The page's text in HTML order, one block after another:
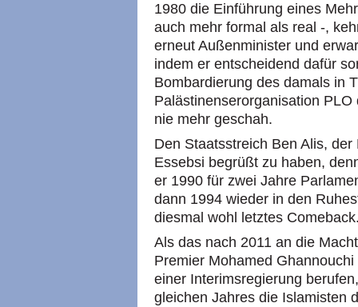
1980 die Einführung eines
auch mehr formal als real -,
erneut Außenminister und
indem er entscheidend dafür
Bombardierung des damals in
Palästinenserorganisation
nie mehr geschah.
Den Staatsstreich Ben Alis,
Essebsi begrüßt zu haben,
er 1990 für zwei Jahre
dann 1994 wieder in den
diesmal wohl letztes
Als das nach 2011 an die
Premier Mohamed
einer Interimsregierung
gleichen Jahres die Islamisten